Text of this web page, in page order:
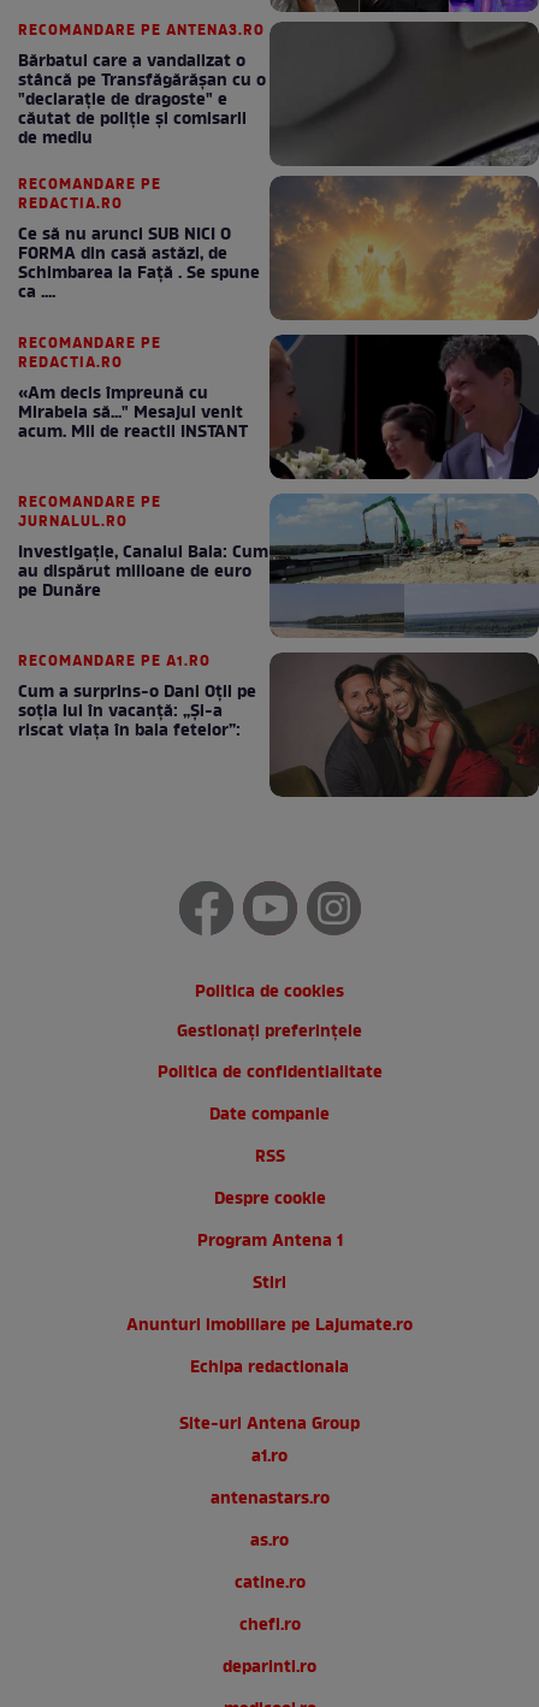
RECOMANDARE PE ANTENA3.RO
Bărbatul care a vandalizat o
stâncă pe Transfăgărășan cu o
"declaraţie de dragoste" e
căutat de poliție și comisarii
de mediu
RECOMANDARE PE
REDACTIA.RO
Ce să nu arunci SUB NICI O
FORMA din casă astăzi, de
Schimbarea la Față . Se spune
ca ....
RECOMANDARE PE
REDACTIA.RO
«Am decis împreună cu
Mirabela să..." Mesajul venit
acum. Mii de reactii INSTANT
RECOMANDARE PE
JURNALUL.RO
Investigație, Canalul Bala: Cum
au dispărut milioane de euro
pe Dunăre
RECOMANDARE PE A1.RO
Cum a surprins-o Dani Oțil pe
soția lui în vacanță: „Și-a
riscat viața în baia fetelor”:
Politica de cookies
Gestionați preferințele
Politica de confidentialitate
Date companie
RSS
Despre cookie
Program Antena 1
Stiri
Anunturi imobiliare pe Lajumate.ro
Echipa redactionala
Site-uri Antena Group
a1.ro
antenastars.ro
as.ro
catine.ro
chefi.ro
deparinti.ro